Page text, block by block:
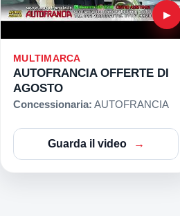
MULTIMARCA
AUTOFRANCIA OFFERTE DI
AGOSTO
Concessionaria: AUTOFRANCIA
Guarda il video